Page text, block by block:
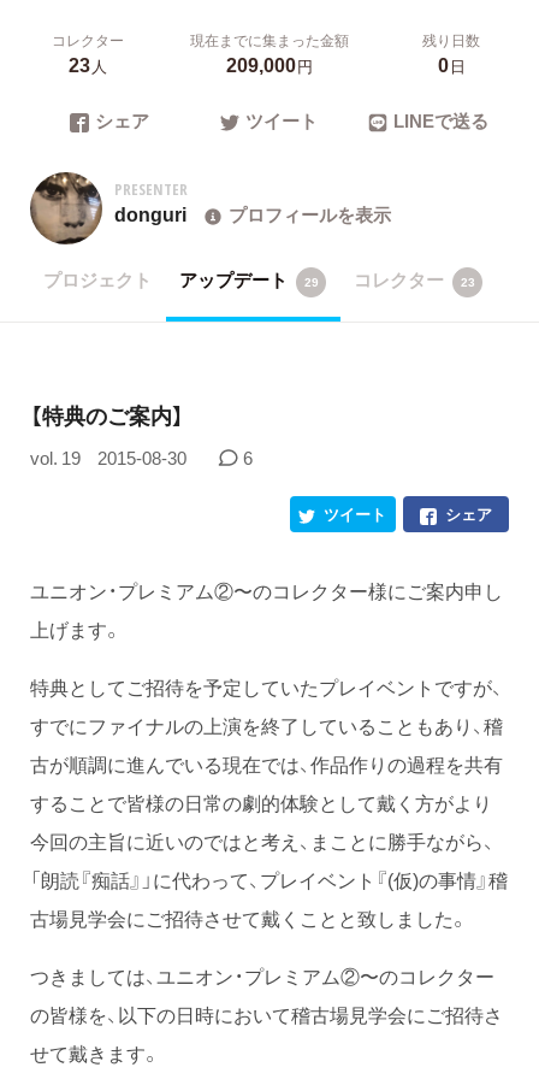
コレクター
23人
現在までに集まった金額
209,000円
残り日数
0日
シェア ツイート LINEで送る
PRESENTER
donguri プロフィールを表示
プロジェクト アップデート 29 コレクター 23
【特典のご案内】
vol. 19 2015-08-30 6
シェア
ツイート
ユニオン・プレミアム②〜のコレクター様にご案内申し
上げます。
特典としてご招待を予定していたプレイベントですが、
すでにファイナルの上演を終了していることもあり、稽
古が順調に進んでいる現在では、作品作りの過程を共有
することで皆様の日常の劇的体験として戴く方がより
今回の主旨に近いのではと考え、まことに勝手ながら、
「朗読『痴話』」に代わって、プレイベント『(仮)の事情』稽
古場見学会にご招待させて戴くことと致しました。
つきましては、ユニオン・プレミアム②〜のコレクター
の皆様を、以下の日時において稽古場見学会にご招待さ
せて戴きます。